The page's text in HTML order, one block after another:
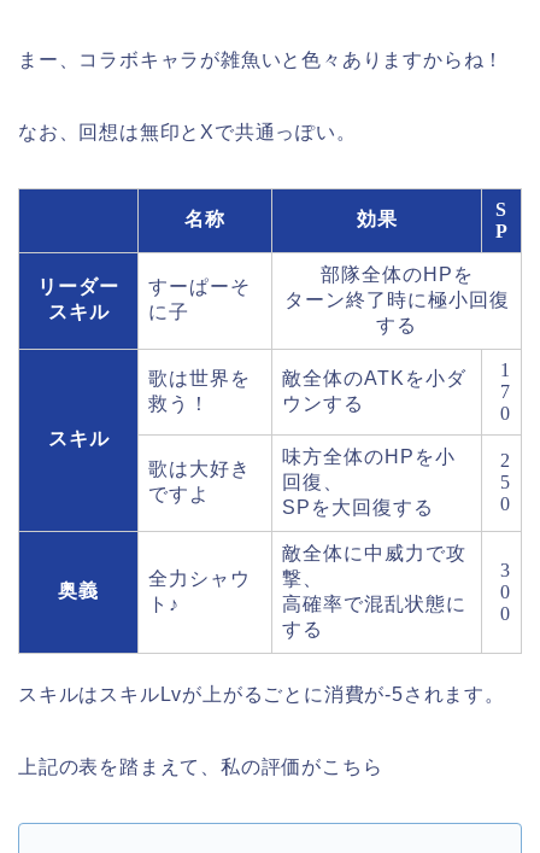
まー、コラボキャラが雑魚いと色々ありますからね！
なお、回想は無印とXで共通っぽい。
名称 効果
S
P
リーダー
スキル
すーぱーそ
に子
部隊全体のHPを
ターン終了時に極小回復
する
スキル
歌は世界を
救う！
敵全体のATKを小ダ
ウンする
1
7
0
歌は大好き
ですよ
味方全体のHPを小
回復、
SPを大回復する
2
5
0
奥義
全力シャウ
ト♪
敵全体に中威力で攻
撃、
高確率で混乱状態に
する
3
0
0
スキルはスキルLvが上がるごとに消費が-5されます。
上記の表を踏まえて、私の評価がこちら